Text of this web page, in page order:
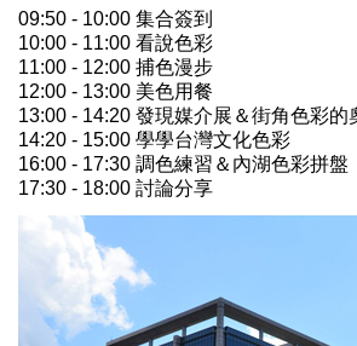
09:50 - 10:00 集合簽到
10:00 - 11:00 看說色彩
11:00 - 12:00 捕色漫步
12:00 - 13:00 美色用餐
13:00 - 14:20 發現媒介展＆街角色彩的
14:20 - 15:00 學學台灣文化色彩
16:00 - 17:30 調色練習＆內湖色彩拼盤
17:30 - 18:00 討論分享